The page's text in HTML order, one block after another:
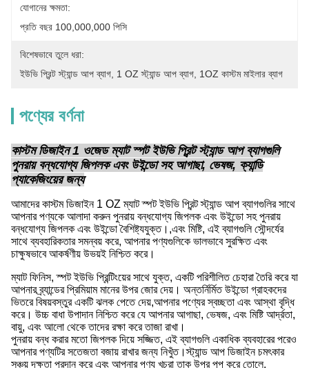
যোগানের ক্ষমতা:
প্রতি বছর 100,000,000 পিসি
বিশেষভাবে তুলে ধরা:
ইউভি প্রিন্ট স্ট্যান্ড আপ ব্যাগ 1 OZ স্ট্যান্ড আপ ব্যাগ 1OZ কাস্টম মাইলার ব্যাগ
পণ্যের বর্ণনা
কাস্টম ডিজাইন 1 ওজেড ম্যাট স্পট ইউভি প্রিন্ট স্ট্যান্ড আপ ব্যাগগুলি
পুনরায় বন্ধযোগ্য জিপলক এবং উইন্ডো সহ আগাছা, ভেষজ, ক্যান্ডি
প্যাকেজিংয়ের জন্য
আমাদের কাস্টম ডিজাইন 1 OZ ম্যাট স্পট ইউভি প্রিন্ট স্ট্যান্ড আপ ব্যাগগুলির সাথে
আপনার পণ্যকে আলাদা করুন পুনরায় বন্ধযোগ্য জিপলক এবং উইন্ডো সহ পুনরায়
বন্ধযোগ্য জিপলক এবং উইন্ডো বৈশিষ্ট্যযুক্ত।,এবং মিষ্টি, এই ব্যাগগুলি সৌন্দর্যের
সাথে ব্যবহারিকতার সমন্বয় করে, আপনার পণ্যগুলিকে ভালভাবে সুরক্ষিত এবং
চাক্ষুষভাবে আকর্ষণীয় উভয়ই নিশ্চিত করে।
ম্যাট ফিনিস, স্পট ইউভি প্রিন্টিংয়ের সাথে যুক্ত, একটি পরিশীলিত চেহারা তৈরি করে যা
আপনার ব্র্যান্ডের প্রিমিয়াম মানের উপর জোর দেয়। অন্তর্নির্মিত উইন্ডো গ্রাহকদের
ভিতরে বিষয়বস্তুর একটি ঝলক পেতে দেয়,আপনার পণ্যের স্বচ্ছতা এবং আস্থা বৃদ্ধি
করে। উচ্চ বাধা উপাদান নিশ্চিত করে যে আপনার আগাছা, ভেষজ, এবং মিষ্টি আর্দ্রতা,
বায়ু, এবং আলো থেকে তাদের রক্ষা করে তাজা রাখা।
পুনরায় বন্ধ করার মতো জিপলক দিয়ে সজ্জিত, এই ব্যাগগুলি একাধিক ব্যবহারের পরেও
আপনার পণ্যটির সতেজতা বজায় রাখার জন্য নিখুঁত।স্ট্যান্ড আপ ডিজাইন চমৎকার
সঞ্চয় দক্ষতা প্রদান করে এবং আপনার পণ্য খুচরা তাক উপর পপ করে তোলে.